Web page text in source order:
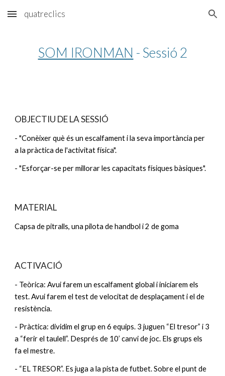
Skip to main content Skip to navigation
quatreclics
SOM IRONMAN - Sessió 2
OBJECTIU DE LA SESSIÓ
- "Conèixer què és un escalfament i la seva importància per
a la pràctica de l'activitat física".
- "Esforçar-se per millorar les capacitats físiques bàsiques".
MATERIAL
Capsa de pitralls, una pilota de handbol i 2 de goma
ACTIVACIÓ
- Teòrica: Avui farem un escalfament global i iniciarem els
test. Avui farem el test de velocitat de desplaçament i el de
resistència.
- Pràctica: dividim el grup en 6 equips. 3 juguen “El tresor” i 3
a “ferir el taulell”. Després de 10’ canvi de joc. Els grups els
fa el mestre.
- “EL TRESOR”. Es juga a la pista de futbet. Sobre el punt de